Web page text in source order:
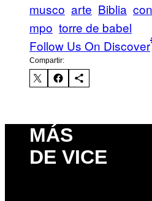
musco arte Biblia
mpo torre de babel
Follow Us On Discover
Compartir:
MÁS
DE VICE